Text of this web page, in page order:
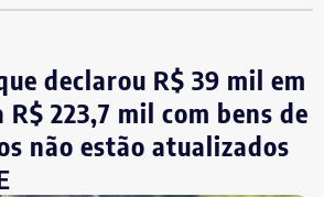
Polícia Militar Erigreyce Monteiro
um apartamento.
declarou R$ 39 mil em
R$ 223,7 mil com bens de
não estão atualizados